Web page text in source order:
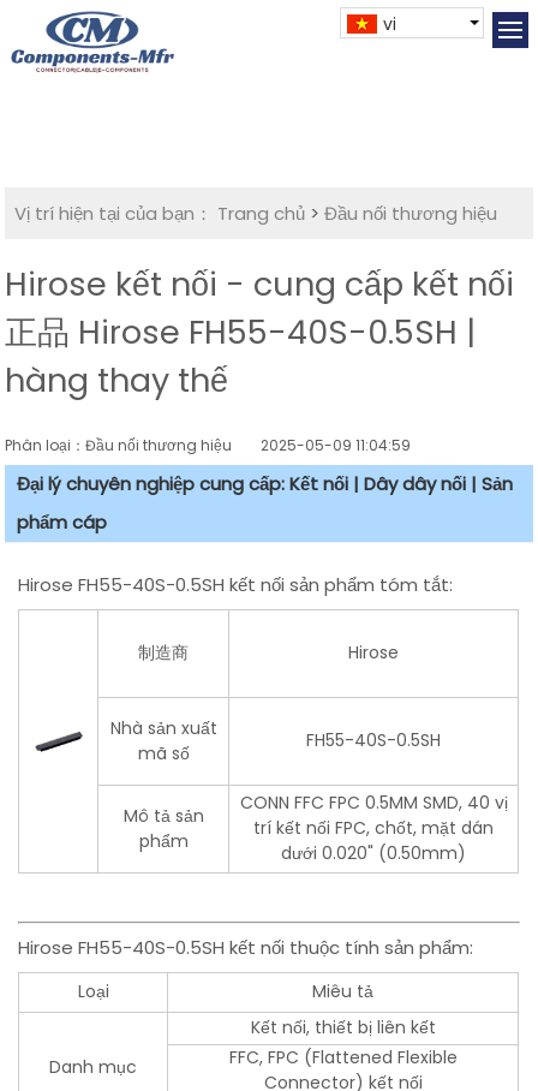
vi
Vị trí hiện tại của bạn： Trang chủ >Đầu nối thương hiệu
Hirose kết nối - cung cấp kết nối
正品 Hirose FH55-40S-0.5SH |
hàng thay thế
Phân loại：Đầu nối thương hiệu 2025-05-09 11:04:59
Đại lý chuyên nghiệp cung cấp: Kết nối | Dây dây nối | Sản
phẩm cáp
Hirose FH55-40S-0.5SH kết nối sản phẩm tóm tắt:
制造商 Hirose
Nhà sản xuất
mã số
FH55-40S-0.5SH
Mô tả sản
phẩm
CONN FFC FPC 0.5MM SMD, 40 vị
trí kết nối FPC, chốt, mặt dán
dưới 0.020" (0.50mm)
Hirose FH55-40S-0.5SH kết nối thuộc tính sản phẩm:
Loại Miêu tả
Danh mục
Kết nối, thiết bị liên kết
FFC, FPC (Flattened Flexible
Connector) kết nối